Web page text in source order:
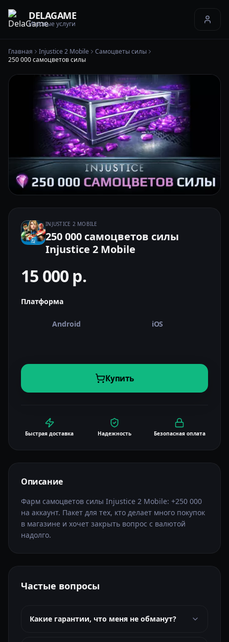
DELAGAME
Игровые услуги
Главная Injustice 2 Mobile
Самоцветы силы
250 000 самоцветов силы
INJUSTICE 2 MOBILE
250 000 самоцветов силы
Injustice 2 Mobile
15 000р.
Платформа
Android iOS
Купить
Быстрая доставка Надежность Безопасная оплата
Описание
Фарм самоцветов силы Injustice 2 Mobile: +250 000
на аккаунт. Пакет для тех, кто делает много покупок
в магазине и хочет закрыть вопрос с валютой
надолго.
Частые вопросы
Какие гарантии, что меня не обманут?